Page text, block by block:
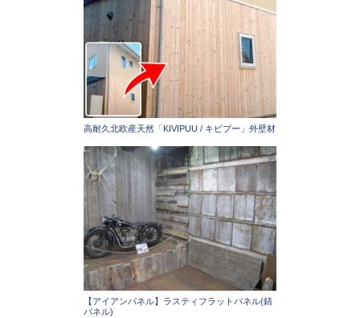
高耐久北欧産天然「KIVIPUU / キビプー」外壁材
【アイアンパネル】ラスティフラットパネル(錆
パネル)